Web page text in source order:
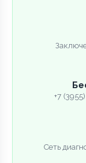
+7
Сеть